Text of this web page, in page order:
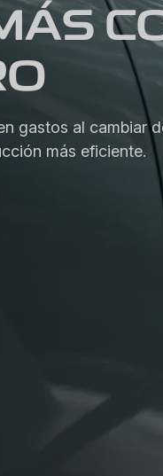
gastos al cambiar
más eficiente.